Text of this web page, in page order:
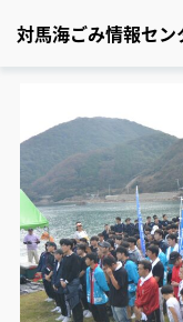
対馬海ごみ情報セン